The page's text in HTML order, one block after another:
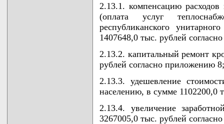
2.13.1. компенсацию расходов
(оплата услуг
республиканского
1407648,0 тыс. рублей
2.13.2. капитальный ремонт
рублей согласно приложению 8;
2.13.3. удешевление
населению, в сумме 1102200,0
2.13.4. увеличение
3267005,0 тыс. рублей